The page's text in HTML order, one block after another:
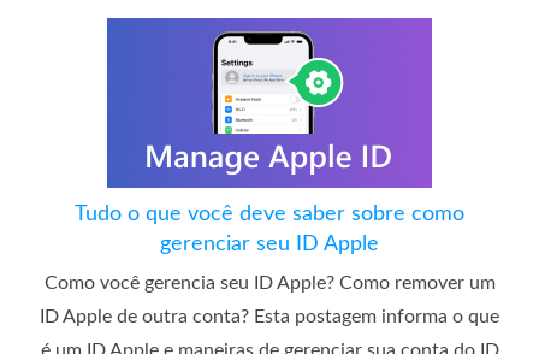
Tudo o que você deve saber sobre como
gerenciar seu ID Apple
Como você gerencia seu ID Apple? Como remover um
ID Apple de outra conta? Esta postagem informa o que